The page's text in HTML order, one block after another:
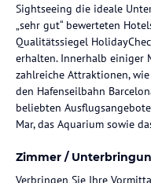
Sightseeing die ideale
„sehr gut“ bewerteten
Qualitätssiegel
erhalten. Innerhalb einiger
zahlreiche Attraktionen,
den Hafenseilbahn
beliebten
Mar, das Aquarium sowie
Zimmer /
Verbringen Sie Ihre